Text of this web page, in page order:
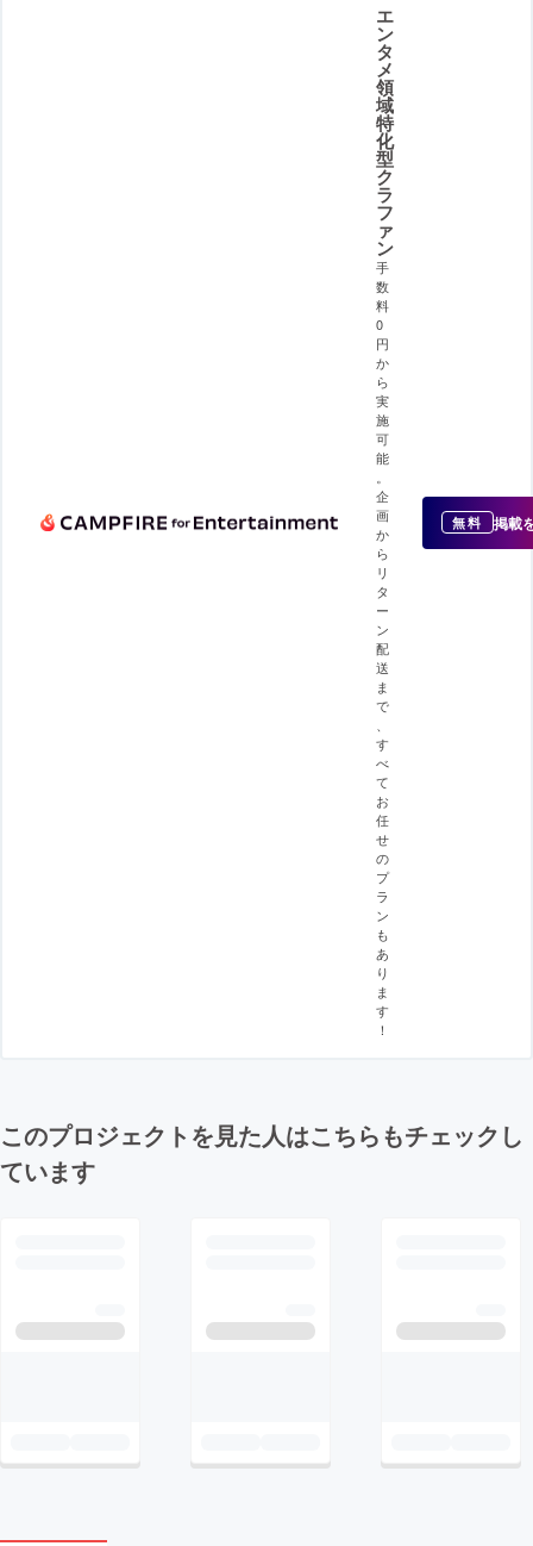
エ
ン
タ
メ
領
域
特
化
型
ク
ラ
フ
ァ
ン
手
数
料
0
円
か
ら
実
施
可
能
企
画
か
ら
リ
タ
ー
ン
配
送
ま
で
す
べ
て
お
任
せ
の
プ
ラ
ン
も
あ
り
ま
す
！
無料 掲載
このプロジェクトを見た人はこちらもチェックし
ています